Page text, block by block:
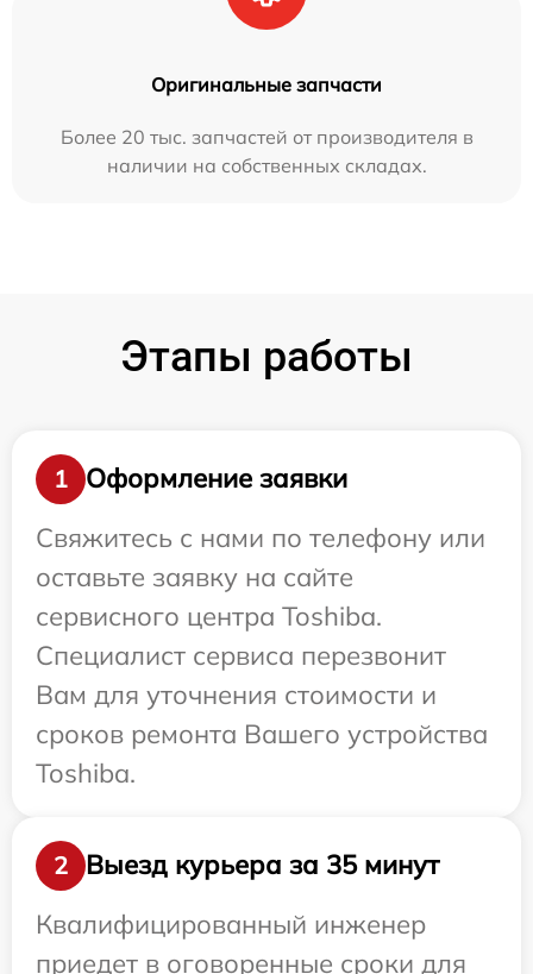
Оригинальные запчасти
Более 20 тыс. запчастей от производителя в
наличии на собственных складах.
Этапы работы
1
Оформление заявки
Свяжитесь с нами по телефону или
оставьте заявку на сайте
сервисного центра Toshiba.
Специалист сервиса перезвонит
Вам для уточнения стоимости и
сроков ремонта Вашего устройства
Toshiba.
2
Выезд курьера за 35 минут
Квалифицированный инженер
приедет в оговоренные сроки для